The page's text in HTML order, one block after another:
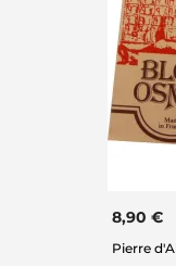
8,90 €
Pierre